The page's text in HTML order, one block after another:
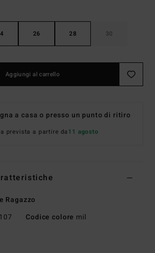
26 28 30
Aggiungi al carrello
a casa o presso un punto di ritiro
prevista a partire da11 agosto
Ragazzo
Codice colore mil